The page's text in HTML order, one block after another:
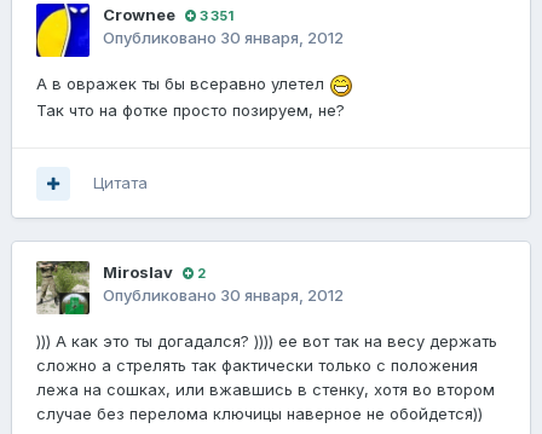
Crownee 3 351
Опубликовано 30 января, 2012
А в овражек ты бы всеравно улетел
Так что на фотке просто позируем, не?
Цитата
Miroslav 2
Опубликовано 30 января, 2012
))) А как это ты догадался? )))) ее вот так на весу держать
сложно а стрелять так фактически только с положения
лежа на сошках, или вжавшись в стенку, хотя во втором
случае без перелома ключицы наверное не обойдется))